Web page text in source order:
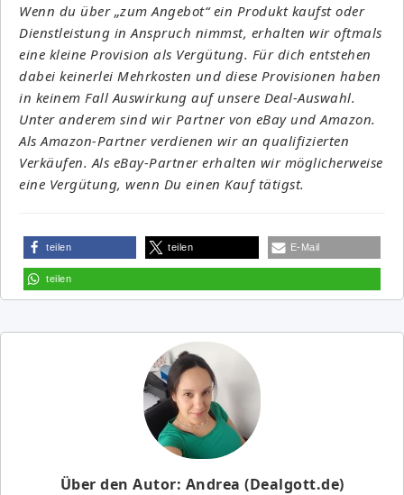
Wenn du über „zum Angebot“ ein Produkt kaufst oder
Dienstleistung in Anspruch nimmst, erhalten wir oftmals
eine kleine Provision als Vergütung. Für dich entstehen
dabei keinerlei Mehrkosten und diese Provisionen haben
in keinem Fall Auswirkung auf unsere Deal-Auswahl.
Unter anderem sind wir Partner von eBay und Amazon.
Als Amazon-Partner verdienen wir an qualifizierten
Verkäufen. Als eBay-Partner erhalten wir möglicherweise
eine Vergütung, wenn Du einen Kauf tätigst.
teilen teilen E-Mail
teilen
Über den Autor: Andrea (Dealgott.de)